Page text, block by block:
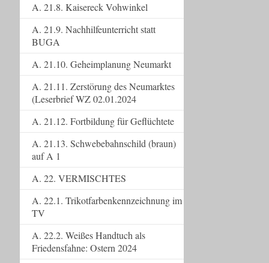
A. 21.8. Kaisereck Vohwinkel
A. 21.9. Nachhilfeunterricht statt
BUGA
A. 21.10. Geheimplanung Neumarkt
A. 21.11. Zerstörung des Neumarktes
(Leserbrief WZ 02.01.2024
A. 21.12. Fortbildung für Geflüchtete
A. 21.13. Schwebebahnschild (braun)
auf A 1
A. 22. VERMISCHTES
A. 22.1. Trikotfarbenkennzeichnung im
TV
A. 22.2. Weißes Handtuch als
Friedensfahne: Ostern 2024